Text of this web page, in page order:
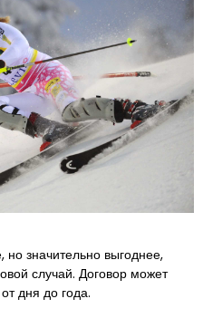
но значительно выгоднее,
случай. Договор может
дня до года.